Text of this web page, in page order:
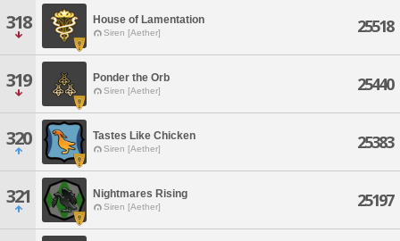
318 House of Lamentation
Siren [Aether] 25518
319 Ponder the Orb
Siren [Aether] 25440
320 Tastes Like Chicken
Siren [Aether] 25383
321 Nightmares Rising
Siren [Aether] 25197